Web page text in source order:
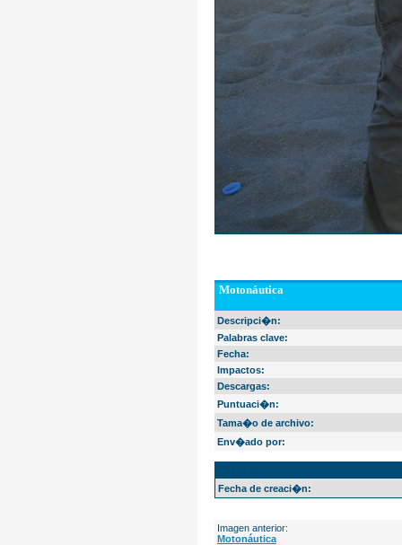
Motonáutica
Descripci�n:
Palabras clave:
Fecha:
Impactos:
Descargas:
Puntuaci�n:
Tama�o de archivo:
Env�ado por:
Fecha de creaci�n:
Imagen anterior:
Motonáutica